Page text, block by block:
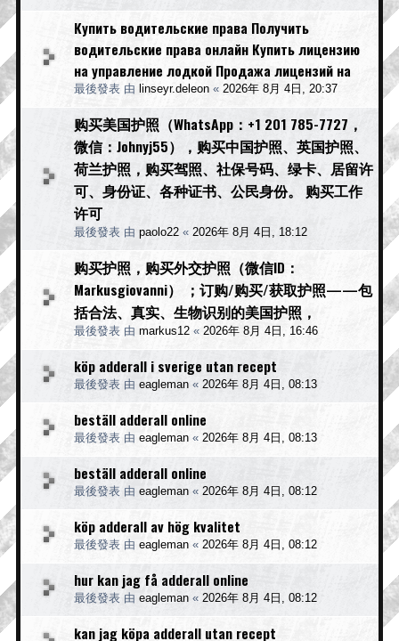
Купить водительские права Получить
водительские права онлайн Купить лицензию
на управление лодкой Продажа лицензий на
最後發表 由 linseyr.deleon « 2026年 8月 4日, 20:37
购买美国护照（WhatsApp：+1 201 785-7727，
微信：Johnyj55），购买中国护照、英国护照、
荷兰护照，购买驾照、社保号码、绿卡、居留许
可、身份证、各种证书、公民身份。 购买工作
许可
最後發表 由 paolo22 « 2026年 8月 4日, 18:12
购买护照，购买外交护照（微信ID：
Markusgiovanni） ；订购/购买/获取护照——包
括合法、真实、生物识别的美国护照，
最後發表 由 markus12 « 2026年 8月 4日, 16:46
köp adderall i sverige utan recept
最後發表 由 eagleman « 2026年 8月 4日, 08:13
beställ adderall online
最後發表 由 eagleman « 2026年 8月 4日, 08:13
beställ adderall online
最後發表 由 eagleman « 2026年 8月 4日, 08:12
köp adderall av hög kvalitet
最後發表 由 eagleman « 2026年 8月 4日, 08:12
hur kan jag få adderall online
最後發表 由 eagleman « 2026年 8月 4日, 08:12
kan jag köpa adderall utan recept